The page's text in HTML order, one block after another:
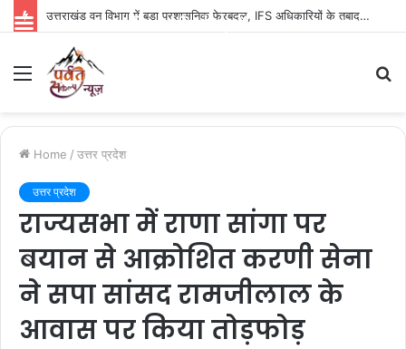
उत्तराखंड वन विभाग में बड़ा प्रशासनिक फेरबदल, IFS अधिकारियों के तबादले; कई अफसरों को नई जिम्मेदारी
Menu
Home / उत्तर प्रदेश
उत्तर प्रदेश
राज्यसभा में राणा सांगा पर
बयान से आक्रोशित करणी सेना
ने सपा सांसद रामजीलाल के
आवास पर किया तोड़फोड़
Parvat Sankalp News